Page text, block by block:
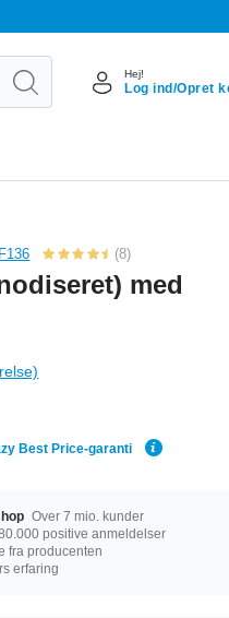
Hej!
Log ind/Opret
(8)
med
Best Price-garanti
Over 7 mio. kunder
positive anmeldelser
fra producenten
erfaring